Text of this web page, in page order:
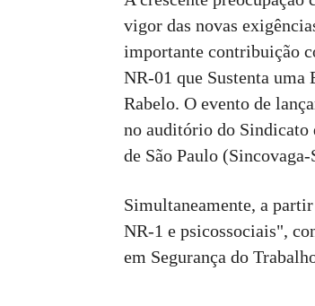
vigor das novas
importante contribuição
NR-01 que Sustenta uma
Rabelo. O evento de
no auditório do Sindicato
de São Paulo
Simultaneamente, a
NR-1 e psicossociais",
em Segurança do